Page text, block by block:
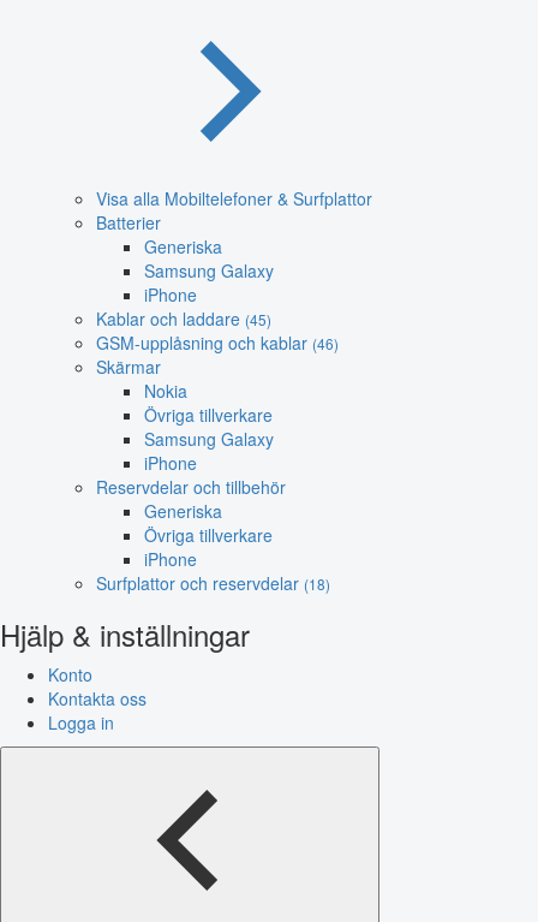
Visa alla Mobiltelefoner & Surfplattor
Batterier
Generiska
Samsung Galaxy
iPhone
Kablar och laddare (45)
GSM-upplåsning och kablar (46)
Skärmar
Nokia
Övriga tillverkare
Samsung Galaxy
iPhone
Reservdelar och tillbehör
Generiska
Övriga tillverkare
iPhone
Surfplattor och reservdelar (18)
Hjälp & inställningar
Konto
Kontakta oss
Logga in